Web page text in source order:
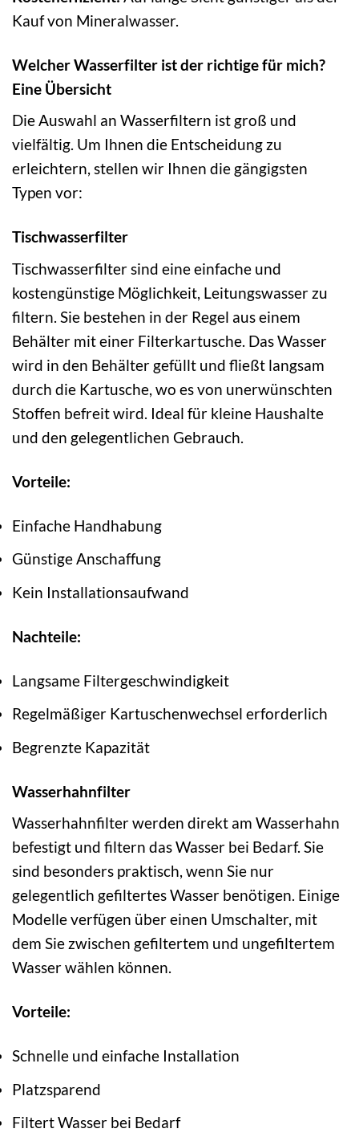
Kauf von Mineralwasser.
Welcher Wasserfilter ist der richtige für mich?
Eine Übersicht
Die Auswahl an Wasserfiltern ist groß und
vielfältig. Um Ihnen die Entscheidung zu
erleichtern, stellen wir Ihnen die gängigsten
Typen vor:
Tischwasserfilter
Tischwasserfilter sind eine einfache und
kostengünstige Möglichkeit, Leitungswasser zu
filtern. Sie bestehen in der Regel aus einem
Behälter mit einer Filterkartusche. Das Wasser
wird in den Behälter gefüllt und fließt langsam
durch die Kartusche, wo es von unerwünschten
Stoffen befreit wird. Ideal für kleine Haushalte
und den gelegentlichen Gebrauch.
Vorteile:
Einfache Handhabung
Günstige Anschaffung
Kein Installationsaufwand
Nachteile:
Langsame Filtergeschwindigkeit
Regelmäßiger Kartuschenwechsel erforderlich
Begrenzte Kapazität
Wasserhahnfilter
Wasserhahnfilter werden direkt am Wasserhahn
befestigt und filtern das Wasser bei Bedarf. Sie
sind besonders praktisch, wenn Sie nur
gelegentlich gefiltertes Wasser benötigen. Einige
Modelle verfügen über einen Umschalter, mit
dem Sie zwischen gefiltertem und ungefiltertem
Wasser wählen können.
Vorteile:
Schnelle und einfache Installation
Platzsparend
Filtert Wasser bei Bedarf